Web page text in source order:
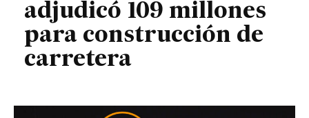
adjudicó 109 millones
para construcción de
carretera